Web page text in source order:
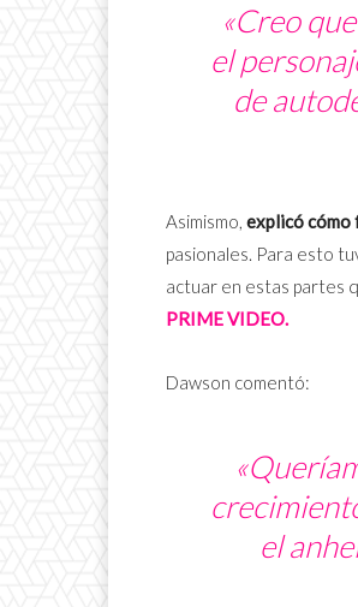
«Creo
el
de
Asimismo, explicó cómo
pasionales. Para esto
actuar en estas partes
PRIME VIDEO.
Dawson comentó:
el